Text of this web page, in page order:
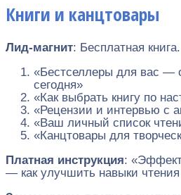
Книги и канцтовары
Лид-магнит: Бесплатная книга.
«Бестселлеры для вас —
сегодня»
«Как выбрать книгу по
«Рецензии и интервью с
«Ваш личный список
«Канцтовары для
Платная инструкция:
— как улучшить навыки